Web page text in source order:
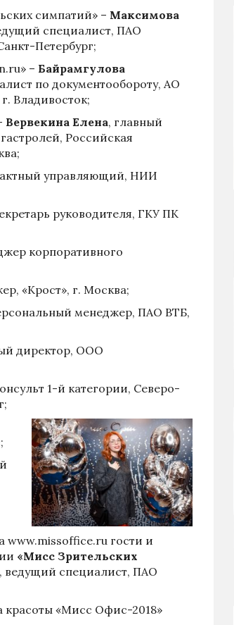
симпатий» – Максимова
специалист, ПАО
Петербург;
– Байрамгулова
по документообороту, АО
Владивосток;
Вервекина Елена, главный
Российская
управляющий, НИИ
руководителя, ГКУ ПК
корпоративного
«Крост», г. Москва;
менеджер, ПАО ВТБ,
директор, ООО
1-й категории, Северо-
www.missoffice.ru гости и
«Мисс Зрительских
, ведущий специалист, ПАО
красоты «Мисс Офис-2018»